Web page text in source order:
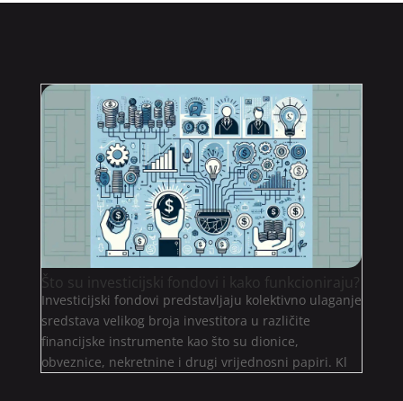
Što su investicijski fondovi i kako funkcioniraju?
Investicijski fondovi predstavljaju kolektivno ulaganje
sredstava velikog broja investitora u različite
financijske instrumente kao što su dionice,
obveznice, nekretnine i drugi vrijednosni papiri. Kl